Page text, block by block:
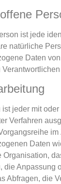
ist jede
natürliche
Daten
ist jeder mit
Verfahren
Daten
Organisation,
die Anpassung
Abfragen, die